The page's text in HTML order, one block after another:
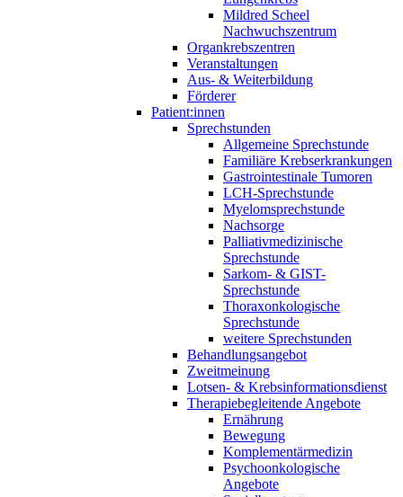
Mildred Scheel
Nachwuchszentrum
Organkrebszentren
Veranstaltungen
Aus- & Weiterbildung
Förderer
Patient:innen
Sprechstunden
Allgemeine Sprechstunde
Familiäre Krebserkrankungen
Gastrointestinale Tumoren
LCH-Sprechstunde
Myelomsprechstunde
Nachsorge
Palliativmedizinische
Sprechstunde
Sarkom- & GIST-
Sprechstunde
Thoraxonkologische
Sprechstunde
weitere Sprechstunden
Behandlungsangebot
Zweitmeinung
Lotsen- & Krebsinformationsdienst
Therapiebegleitende Angebote
Ernährung
Bewegung
Komplementärmedizin
Psychoonkologische
Angebote